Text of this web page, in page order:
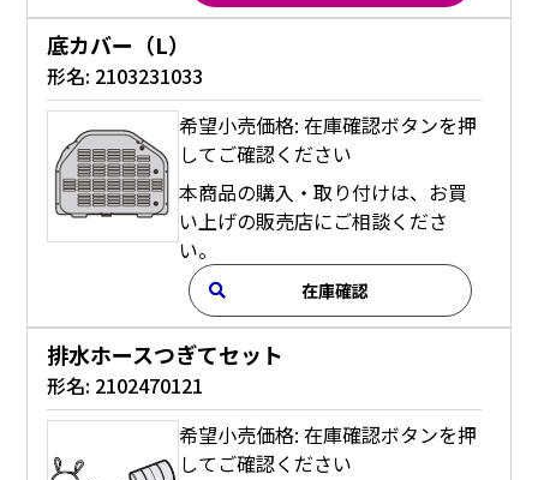
底カバー（L）
形名: 2103231033
希望小売価格: 在庫確認ボタンを押
してご確認ください
本商品の購入・取り付けは、お買
い上げの販売店にご相談くださ
い。
在庫確認
排水ホースつぎてセット
形名: 2102470121
希望小売価格: 在庫確認ボタンを押
してご確認ください